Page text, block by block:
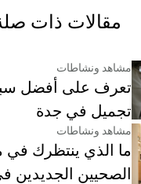
مقالات ذات
مشاهد ونشاطات
تعرف على أفضل
تجميل في جدة
مشاهد ونشاطات
ما الذي ينتظرك في
الصحيين الجديدين